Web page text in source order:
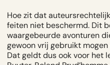
Hoe zit dat
feiten niet beschermd. Dit
waargebeurde avonturen
gewoon vrij gebruikt
Dat geldt dus ook voor het